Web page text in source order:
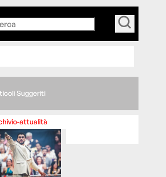
Suggeriti
attualità